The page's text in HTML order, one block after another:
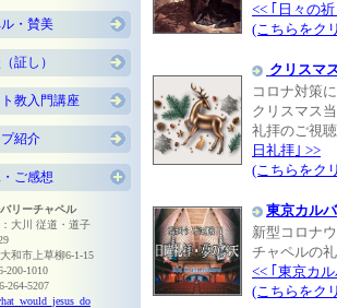
・賛美
証し）
教入門講座
紹介
ご感想
リーチャペル
大川 従道・道子
和市上草柳6-1-15
200-1010
264-5207
<< ｢日々の
(こちらをク
クリスマ
コロナ対策
クリスマス
礼拝のご視
日礼拝｣ >>
(こちらをク
東京カル
新型コロナ
チャペルの
<< ｢東京カ
(こちらをク